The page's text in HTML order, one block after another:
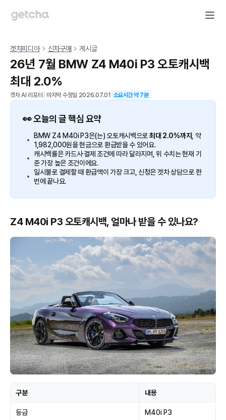
겟차피디아 신차구매 게시글
26년 7월 BMW Z4 M40i P3 오토캐시백
최대 2.0%
겟차 AI 리포터 마지막 수정일 2026.07.01 소요시간 약7분
👀 오늘의 글 핵심 요약
BMW Z4 M40i P3은(는) 오토캐시백으로 최대 2.0%까지 , 약
1,982,000원을 현금으로 환급받을 수 있어요.
캐시백률은 카드사·결제 조건에 따라 달라지며, 위 수치는 현재 기
준 가장 높은 조건이에요.
일시불로 결제할 때 환급액이 가장 크고, 신청은 겟차 상담으로 한
번에 끝나요.
Z4 M40i P3 오토캐시백, 얼마나 받을 수 있나요?
구분 내용
등급 M40i P3